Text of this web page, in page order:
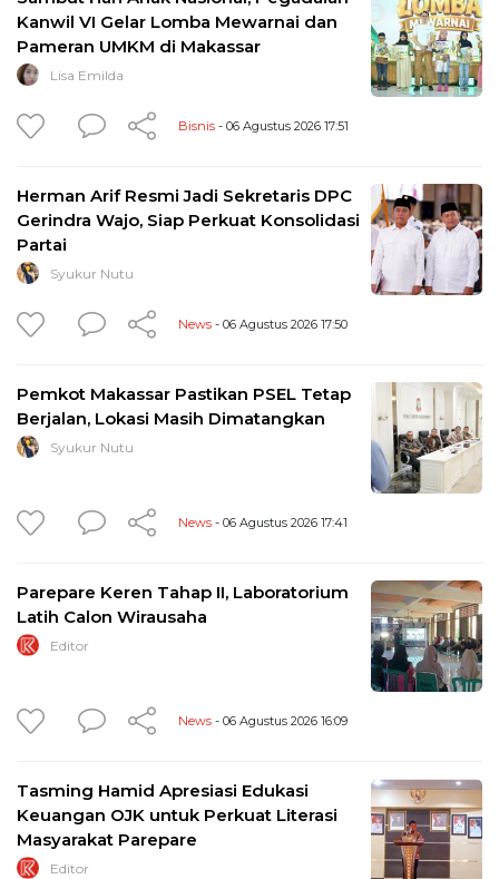
Kanwil VI Gelar Lomba Mewarnai dan
Pameran UMKM di Makassar
Lisa Emilda
Bisnis - 06 Agustus 2026 17:51
Herman Arif Resmi Jadi Sekretaris DPC
Gerindra Wajo, Siap Perkuat Konsolidasi
Partai
Syukur Nutu
News - 06 Agustus 2026 17:50
Pemkot Makassar Pastikan PSEL Tetap
Berjalan, Lokasi Masih Dimatangkan
Syukur Nutu
News - 06 Agustus 2026 17:41
Parepare Keren Tahap II, Laboratorium
Latih Calon Wirausaha
Editor
News - 06 Agustus 2026 16:09
Tasming Hamid Apresiasi Edukasi
Keuangan OJK untuk Perkuat Literasi
Masyarakat Parepare
Editor